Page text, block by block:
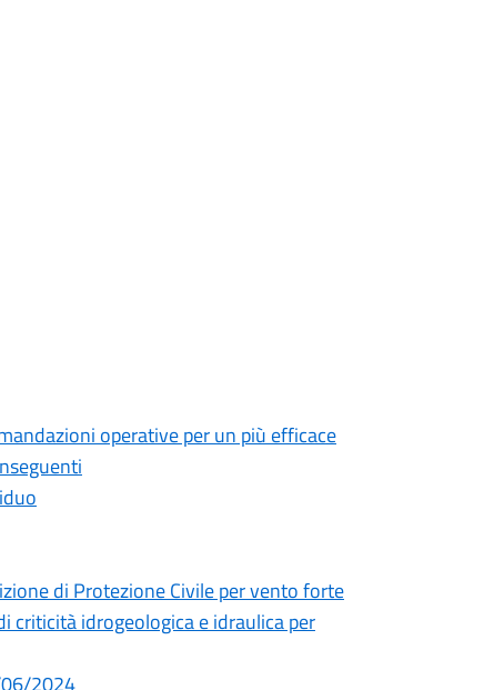
operative per un più efficace
di Protezione Civile per vento forte
criticità idrogeologica e idraulica per
2024